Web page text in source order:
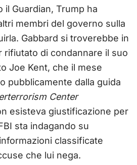
il Guardian, Trump ha
membri del governo sulla
Gabbard si troverebbe in
rifiutato di condannare il suo
Joe Kent, che il mese
pubblicamente dalla guida
Center
esisteva giustificazione per
sta indagando su
classificate
che lui nega.